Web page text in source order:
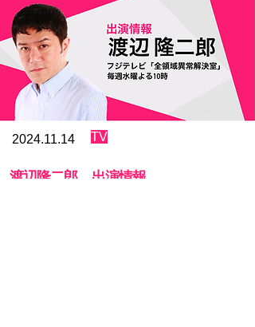
【キャスト】
『夏の誘惑～大正編～』
加納健次／桜花昇ぼる／若木志保
吉田宗洋／窪真理チャカローズ
小泉駿也／安奈ゆかり
『恋する奇跡　色とりどりの華ひらく～It's a Revue
～』
沢田みなみ／夢乃真稀／水野江莉花
2024.11.14 TV
​渡辺隆二郎 出演情報